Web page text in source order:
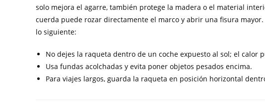
solo mejora el agarre, también protege la madera o el material
cuerda puede rozar directamente el marco y abrir una fisura
lo siguiente:
No dejes la raqueta dentro de un coche expuesto al sol; el calor
Usa fundas acolchadas y evita poner objetos pesados encima.
Para viajes largos, guarda la raqueta en posición horizontal